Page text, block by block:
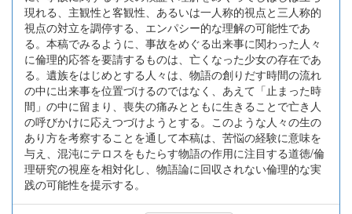
現れる、主観性と客観性、あるいは一人称的視点と三人称的
視点の対立を調停する、エンパシー的な理解の可能性であ
る。本稿でみるように、事故をめぐる出来事に関わった人々
に倫理的応答を要請するものは、亡くなった少女の存在であ
る。遺族をはじめとする人々は、物語の創りだす時間の流れ
の中に出来事を位置づけるのではなく、あえて「止まった時
間」の中に留まり、喪失の痛みとともに生きることで亡き人
の呼びかけに応えつづけようとする。このような人々の生の
あり方を考察することを通して本稿は、苦悩の経験に意味を
与え、混沌にテロスをもたらす物語の作用に注目する道徳/倫
理研究の視座を相対化し、物語論に回収されない倫理的な実
践の可能性を提示する。